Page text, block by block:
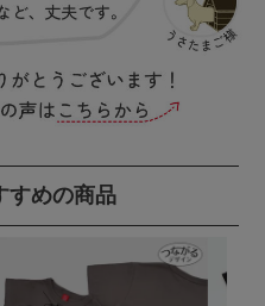
すめの商品